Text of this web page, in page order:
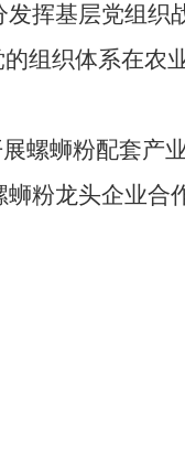
挥基层党组织
组织体系在农
螺蛳粉配套产
粉龙头企业合